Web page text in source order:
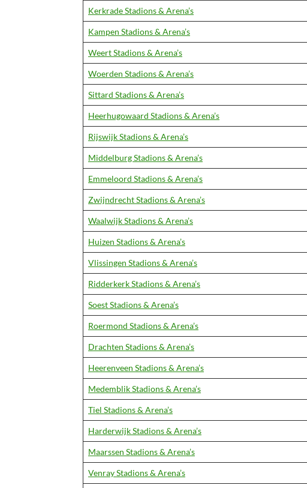
Kerkrade Stadions & Arena’s
Kampen Stadions & Arena’s
Weert Stadions & Arena’s
Woerden Stadions & Arena’s
Sittard Stadions & Arena’s
Heerhugowaard Stadions & Arena’s
Rijswijk Stadions & Arena’s
Middelburg Stadions & Arena’s
Emmeloord Stadions & Arena’s
Zwijndrecht Stadions & Arena’s
Waalwijk Stadions & Arena’s
Huizen Stadions & Arena’s
Vlissingen Stadions & Arena’s
Ridderkerk Stadions & Arena’s
Soest Stadions & Arena’s
Roermond Stadions & Arena’s
Drachten Stadions & Arena’s
Heerenveen Stadions & Arena’s
Medemblik Stadions & Arena’s
Tiel Stadions & Arena’s
Harderwijk Stadions & Arena’s
Maarssen Stadions & Arena’s
Venray Stadions & Arena’s